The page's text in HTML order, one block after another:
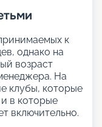
к
однако на
возраст
На
клубы, которые
и в которые
включительно.